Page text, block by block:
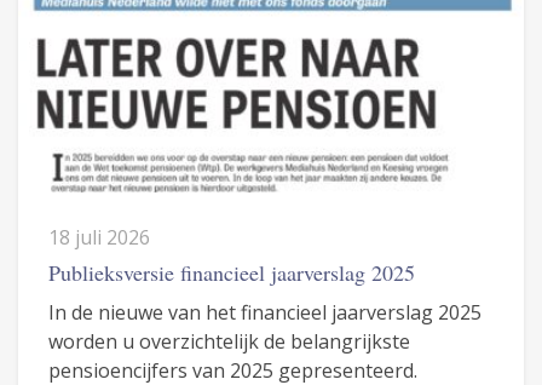
18 juli 2026
Publieksversie financieel jaarverslag 2025
In de nieuwe van het financieel jaarverslag 2025
worden u overzichtelijk de belangrijkste
pensioencijfers van 2025 gepresenteerd.